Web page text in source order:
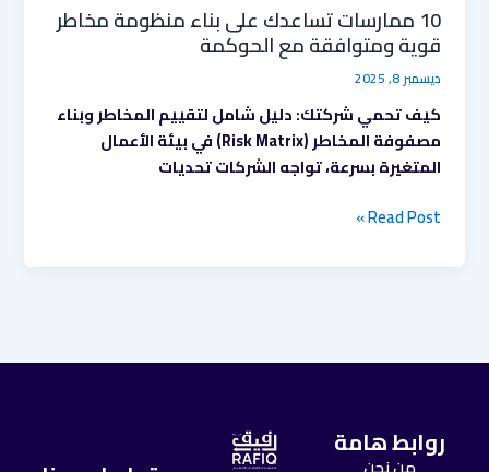
10 ممارسات تساعدك على بناء منظومة مخاطر
قوية ومتوافقة مع الحوكمة
ديسمبر 8, 2025
كيف تحمي شركتك: دليل شامل لتقييم المخاطر وبناء
مصفوفة المخاطر (Risk Matrix) في بيئة الأعمال
المتغيرة بسرعة، تواجه الشركات تحديات
Read Post »
روابط هامة